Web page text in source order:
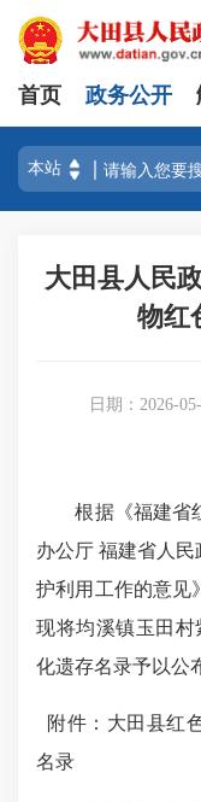
首页 政务公开
大田县人民
物红
日期：2026-
根据《福建省红
办公厅 福建省人
护利用工作的意见
现将均溪镇玉田
化遗存名录予以
附件：大田县红
名录